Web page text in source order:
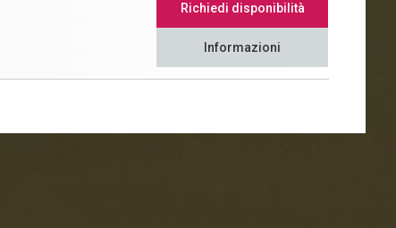
Richiedi disponibilità
Informazioni